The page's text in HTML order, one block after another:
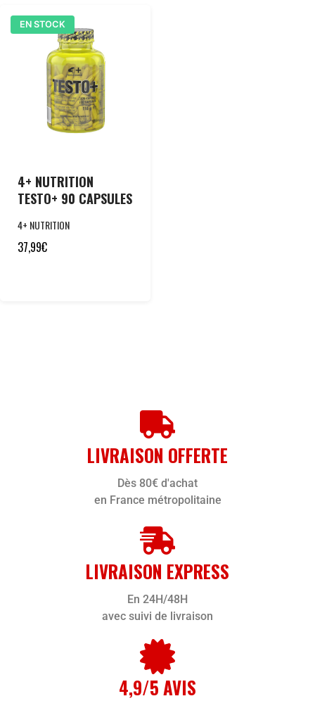
EN STOCK
4+ NUTRITION
TESTO+ 90 CAPSULES
4+ NUTRITION
37,99€
LIVRAISON OFFERTE
Dès 80€ d'achat
en France métropolitaine
LIVRAISON EXPRESS
En 24H/48H
avec suivi de livraison
4,9/5 AVIS